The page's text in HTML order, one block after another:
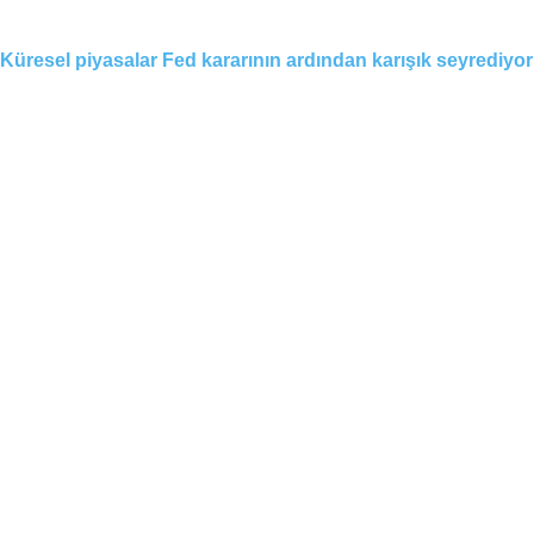
Küresel piyasalar Fed kararının ardından karışık seyrediyor